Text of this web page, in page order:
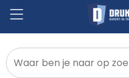
Badtextiel en Douche